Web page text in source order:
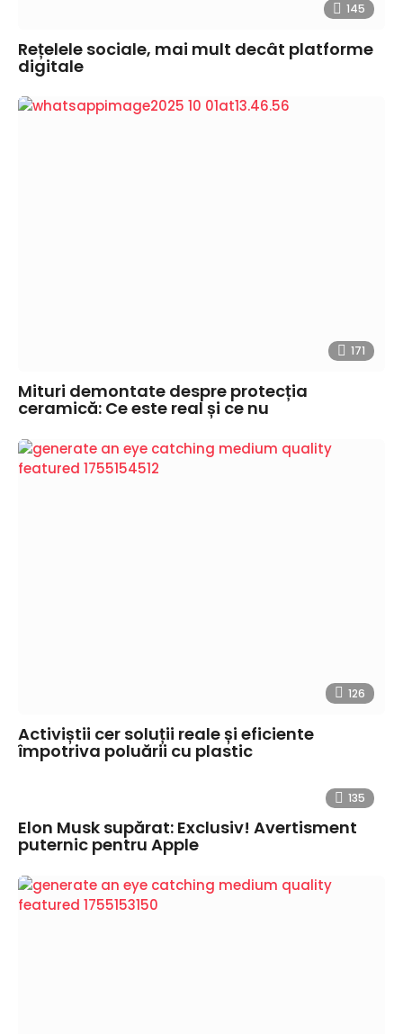
145
Rețelele sociale, mai mult decât platforme
digitale
171
Mituri demontate despre protecția
ceramică: Ce este real și ce nu
126
Activiștii cer soluții reale și eficiente
împotriva poluării cu plastic
135
Elon Musk supărat: Exclusiv! Avertisment
puternic pentru Apple